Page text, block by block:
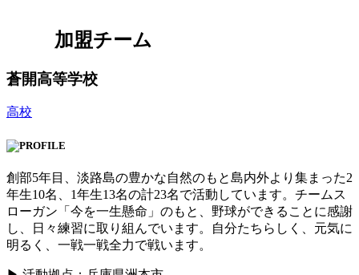
加盟チーム
蒼開高等学校
高校
創部5年目、淡路島の豊かな自然のもと島内外より集まった2
年生10名、1年生13名の計23名で活動しています。チームス
ローガン「今を一生懸命」のもと、野球ができることに感謝
し、日々練習に取り組んでいます。自分たちらしく、元気に
明るく、一戦一戦全力で戦います。